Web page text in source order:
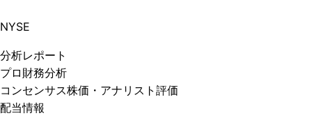
NYSE
分析レポート
プロ 財務分析
コンセンサス株価 ・アナリスト評価
配当情報